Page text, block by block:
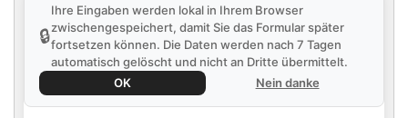
🔒
Ihre Eingaben werden lokal in Ihrem Browser
zwischengespeichert, damit Sie das Formular später
fortsetzen können. Die Daten werden nach 7 Tagen
automatisch gelöscht und nicht an Dritte übermittelt.
OK
Nein danke